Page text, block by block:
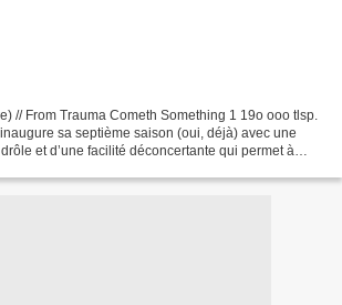
// From Trauma Cometh Something 1 19o ooo tlsp.
sa septième saison (oui, déjà) avec une
et d’une facilité déconcertante qui permet à